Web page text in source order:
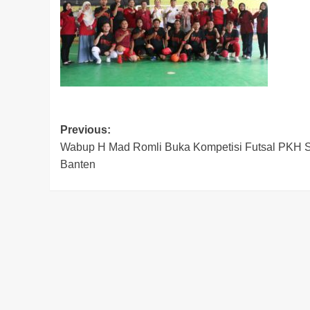
Post
navigation
Previous:
Wabup H Mad Romli Buka Kompetisi Futsal PKH
Banten